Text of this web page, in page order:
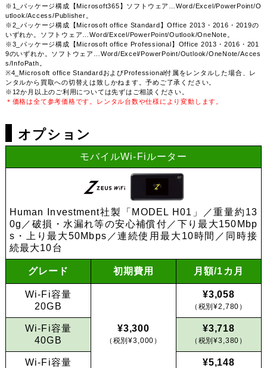
※1_パッケージ構成【Microsoft365】ソフトウェア…Word/Excel/PowerPoint/O
utlook/Access/Publisher。
※2_パッケージ構成【Microsoft office Standard】Office 2013・2016・2019の
いずれか。ソフトウェア…Word/Excel/PowerPoint/Outlook/OneNote。
※3_パッケージ構成【Microsoft office Professional】Office 2013・2016・201
9のいずれか。ソフトウェア…Word/Excel/PowerPoint/Outlook/OneNote/Acces
s/InfoPath。
※4_Microsoft office StandardおよびProfessional付属をレンタルした場合、レ
ンタルから買取への切替えは致しかねます。予めご了承ください。
※12か月以上のご利用については先ずはご相談ください。
＊価格は全て参考価格です。レンタル台数や仕様により変動します。
オプション
モバイルWi-Fiルーター
Human Investment社製「MODEL H01」／重量約13
0g／破損・水漏れ等の安心補償付／下り最大150Mbp
s・上り最大50Mbps／連続使用最大10時間／同時接
続最大10台
グレード 初期費用 月額/1カ月
Wi-Fi容量
20GB
¥3,300
（税別¥3,000）
¥3,058
（税別¥2,780）
Wi-Fi容量
40GB
¥3,718
（税別¥3,380）
Wi-Fi容量
¥5,148